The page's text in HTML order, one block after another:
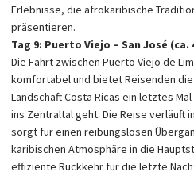
Erlebnisse, die afrokaribische
präsentieren.
Tag 9: Puerto Viejo – San José (ca.
Die Fahrt zwischen Puerto Viejo de
komfortabel und bietet Reisenden
Landschaft Costa Ricas ein letztes
ins Zentraltal geht. Die Reise verläuft
sorgt für einen reibungslosen
karibischen Atmosphäre in die
effiziente Rückkehr für die letzte